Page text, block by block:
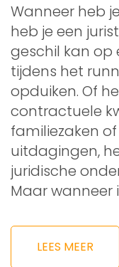
Wanneer heb
heb je een
geschil kan op
tijdens het
opduiken. Of
contractuele
familiezaken
uitdagingen,
juridische
Maar wanneer
LEES MEER